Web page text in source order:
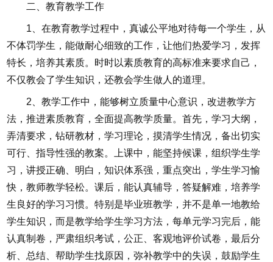
二、教育教学工作
1、在教育教学过程中，真诚公平地对待每一个学生，从
不体罚学生，能做耐心细致的工作，让他们热爱学习，发挥
特长，培养其素质。时时以素质教育的高标准来要求自己，
不仅教会了学生知识，还教会学生做人的道理。
2、教学工作中，能够树立质量中心意识，改进教学方
法，推进素质教育，全面提高教学质量。首先，学习大纲，
弄清要求，钻研教材，学习理论，摸清学生情况，备出切实
可行、指导性强的教案。上课中，能坚持候课，组织学生学
习，讲授正确、明白，知识体系强，重点突出，学生学习愉
快，教师教学轻松。课后，能认真辅导，答疑解难，培养学
生良好的学习习惯。特别是毕业班教学，并不是单一地教给
学生知识，而是教学给学生学习方法，每单元学习完后，能
认真制卷，严肃组织考试，公正、客观地评价试卷，最后分
析、总结、帮助学生找原因，弥补教学中的失误，鼓励学生